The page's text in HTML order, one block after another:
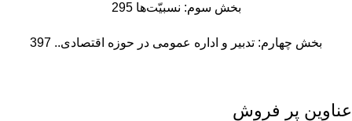
بخش سوم: نسبیّت‌ها 295
بخش چهارم: تدبیر و اداره عمومی در حوزه اقتصادی.. 397
عناوین پر فروش